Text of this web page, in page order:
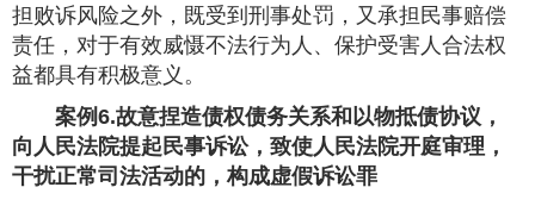
担败诉风险之外，既受到刑事处罚，又承担民事赔偿
责任，对于有效威慑不法行为人、保护受害人合法权
益都具有积极意义。
案例6.故意捏造债权债务关系和以物抵债协议，
向人民法院提起民事诉讼，致使人民法院开庭审理，
干扰正常司法活动的，构成虚假诉讼罪